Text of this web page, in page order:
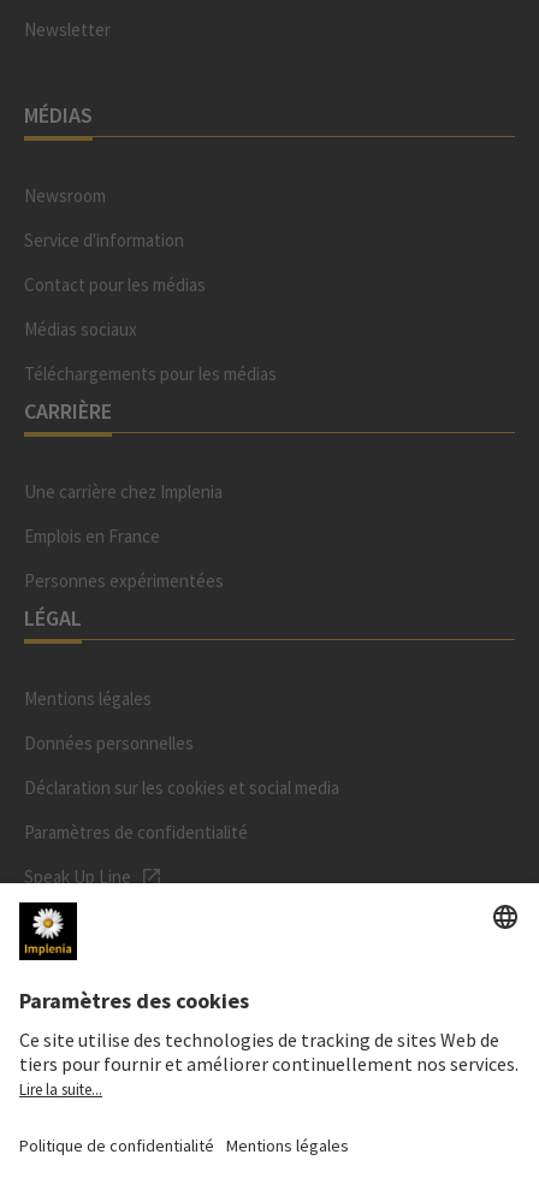
Newsletter
MÉDIAS
Newsroom
Service d'information
Contact pour les médias
Médias sociaux
Téléchargements pour les médias
CARRIÈRE
Une carrière chez Implenia
Emplois en France
Personnes expérimentées
LÉGAL
Mentions légales
Données personnelles
Déclaration sur les cookies et social media
Paramètres de confidentialité
Speak Up Line
PRIX DE L'ACTION
ISIN: CH0023868554
62,30 CHF
0,00 CHF (0,00%)